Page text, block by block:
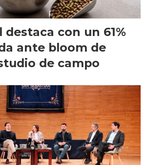
con un 61%
ante bloom de
de campo